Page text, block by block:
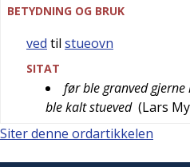
BETYDNING OG BRUK
ved til stueovn
SITAT
før ble granved
ble kalt stueved (Lars
Siter denne ordartikkelen